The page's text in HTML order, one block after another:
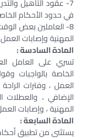
7- عقود التأهيل
في حدود الأحكام
8- العاملين بعض
المهنية وإصابات العمل
المادة السادسة :
تسري على العامل
الخاصة بالواجبات
العمل ، وفترات
الإضافي ، والعطلات
المهنية ، وإصابات
المادة السابعة :
يستثنى من تطبيق